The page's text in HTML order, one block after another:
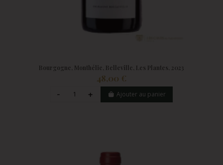
Bourgogne, Monthélie, Belleville, Les Plantes, 2023
48,00 €
Ajouter au panier